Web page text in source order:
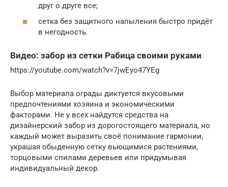
друг о друге все;
сетка без защитного напыления быстро придёт
в негодность.
Видео: забор из сетки Рабица своими руками
https://youtube.com/watch?v=7jwEyo47YEg
Выбор материала ограды диктуется вкусовыми
предпочтениями хозяина и экономическими
факторами. Не у всех найдутся средства на
дизайнерский забор из дорогостоящего материала, но
каждый может выразить своё понимание гармонии,
украшая обыденную сетку вьющимися растениями,
торцовыми спилами деревьев или придумывая
индивидуальный декор.